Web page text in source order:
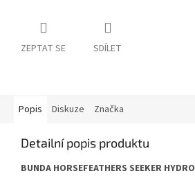
ZEPTAT SE SDÍLET
Popis Diskuze Značka
Detailní popis produktu
BUNDA HORSEFEATHERS SEEKER HYDRO